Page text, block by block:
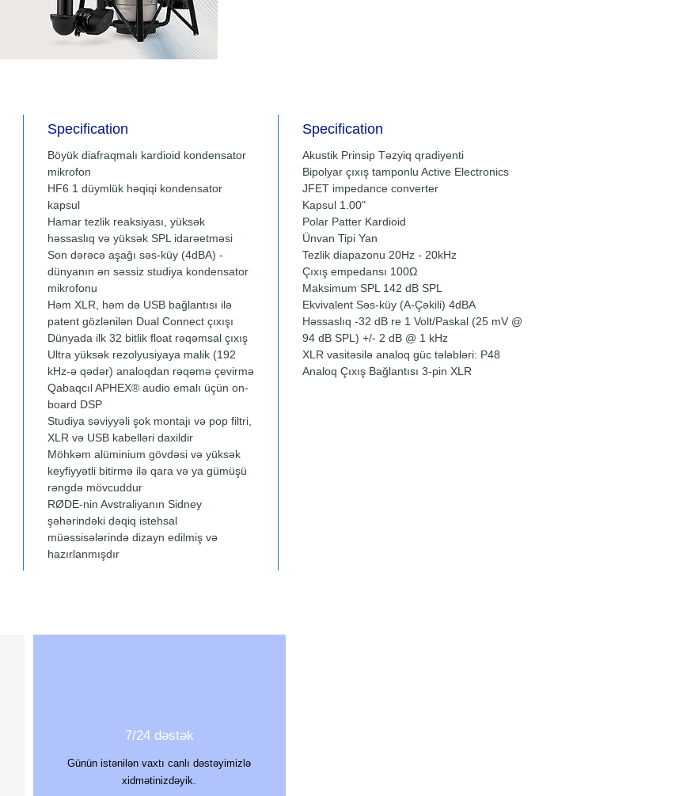
Specification
Böyük diafraqmalı kardioid kondensator
mikrofon
HF6 1 düymlük həqiqi kondensator
kapsul
Hamar tezlik reaksiyası, yüksək
həssaslıq və yüksək SPL idarəetməsi
Son dərəcə aşağı səs-küy (4dBA) -
dünyanın ən səssiz studiya kondensator
mikrofonu
Həm XLR, həm də USB bağlantısı ilə
patent gözlənilən Dual Connect çıxışı
Dünyada ilk 32 bitlik float rəqəmsal çıxış
Ultra yüksək rezolyusiyaya malik (192
kHz-ə qədər) analoqdan rəqəmə çevirmə
Qabaqcıl APHEX® audio emalı üçün on-
board DSP
Studiya səviyyəli şok montajı və pop filtri,
XLR və USB kabelləri daxildir
Möhkəm alüminium gövdəsi və yüksək
keyfiyyətli bitirmə ilə qara və ya gümüşü
rəngdə mövcuddur
RØDE-nin Avstraliyanın Sidney
şəhərindəki dəqiq istehsal
müəssisələrində dizayn edilmiş və
hazırlanmışdır
Specification
Akustik Prinsip Təzyiq qradiyenti
Bipolyar çıxış tamponlu Active Electronics
JFET impedance converter
Kapsul 1.00"
Polar Patter Kardioid
Ünvan Tipi Yan
Tezlik diapazonu 20Hz - 20kHz
Çıxış empedansı 100Ω
Maksimum SPL 142 dB SPL
Ekvivalent Səs-küy (A-Çəkili) 4dBA
Həssaslıq -32 dB re 1 Volt/Paskal (25 mV @
94 dB SPL) +/- 2 dB @ 1 kHz
XLR vasitəsilə analoq güc tələbləri: P48
Analoq Çıxış Bağlantısı 3-pin XLR
7/24 dəstək
Günün istənilən vaxtı canlı dəstəyimizlə
xidmətinizdəyik.